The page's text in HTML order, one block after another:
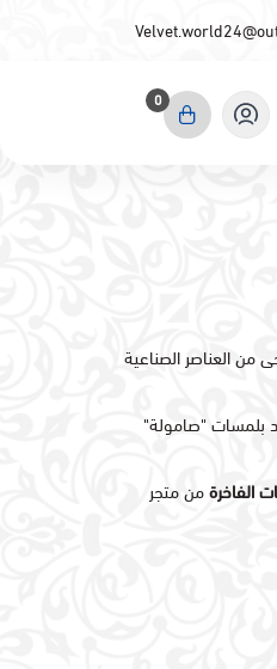
0
العناصر الصناعية
بلمسات "صامولة"
الفاخرةمن متجر